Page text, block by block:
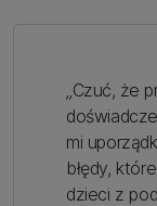
„Czuć, że
mi
błędy,
dzieci z